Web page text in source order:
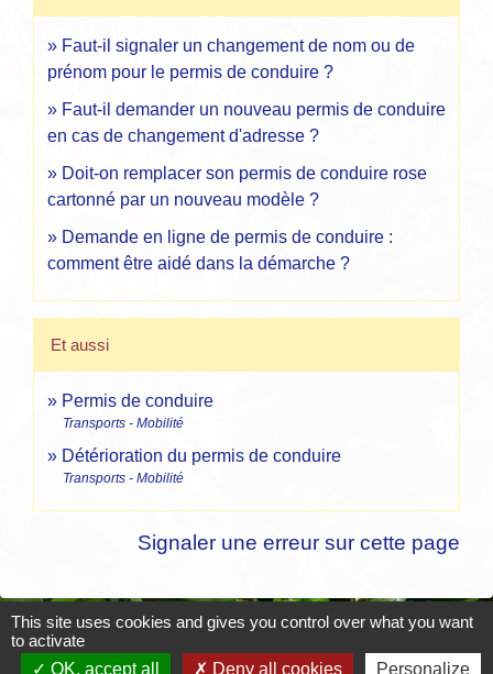
Faut-il signaler un changement de nom ou de
prénom pour le permis de conduire ?
Faut-il demander un nouveau permis de conduire
en cas de changement d'adresse ?
Doit-on remplacer son permis de conduire rose
cartonné par un nouveau modèle ?
Demande en ligne de permis de conduire :
comment être aidé dans la démarche ?
Et aussi
Permis de conduire
Transports - Mobilité
Détérioration du permis de conduire
Transports - Mobilité
Signaler une erreur sur cette page
Contacts
This site uses cookies and gives you control over what you want
to activate
OK, accept all
Deny all cookies Personalize